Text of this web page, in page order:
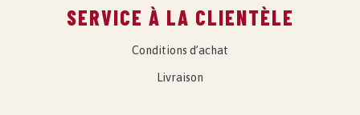
SERVICE À LA CLIENTÈLE
Conditions d’achat
Livraison